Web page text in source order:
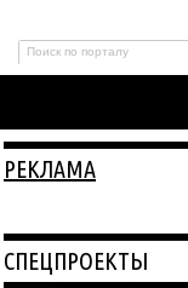
РЕКЛАМА
СПЕЦПРОЕКТЫ